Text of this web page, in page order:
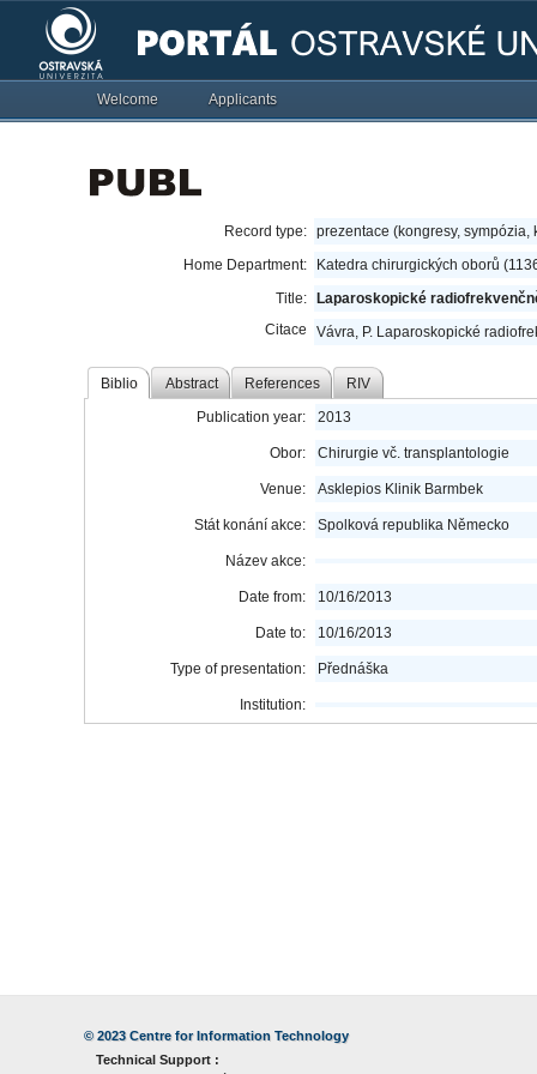
Welcome Applicants
Record type: prezentace (kongresy, sympózia,
Home Department:
Katedra chirurgických oborů
Title:
Laparoskopické
Citace
Vávra, P. Laparoskopické
Biblio Abstract References RIV
Publication year: 2013
Obor: Chirurgie vč. transplantologie
Venue: Asklepios Klinik Barmbek
Stát konání akce: Spolková republika Německo
Název akce:
Date from: 10/16/2013
Date to: 10/16/2013
Type of presentation: Přednáška
Institution:
© 2023 Centre for Information Technology
Technical Support :